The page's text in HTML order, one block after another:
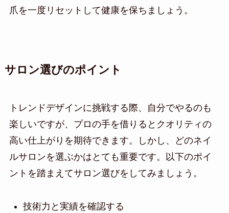
爪を一度リセットして健康を保ちましょう。
サロン選びのポイント
トレンドデザインに挑戦する際、自分でやるのも
楽しいですが、プロの手を借りるとクオリティの
高い仕上がりを期待できます。しかし、どのネイ
ルサロンを選ぶかはとても重要です。以下のポイ
ントを踏まえてサロン選びをしてみましょう。
技術力と実績を確認する